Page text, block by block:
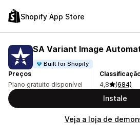
Shopify App Store
SA Variant Image
Built for Shopify
Preços
Plano gratuito disponível
4,8
(684)
Instale
Veja a loja de